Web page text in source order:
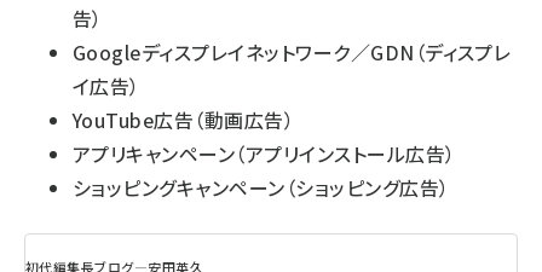
告）
Googleディスプレイネットワーク／GDN（ディスプレ
イ広告）
YouTube広告（動画広告）
アプリキャンペーン（アプリインストール広告）
ショッピングキャンペーン（ショッピング広告）
初代編集長ブログ―安田英久